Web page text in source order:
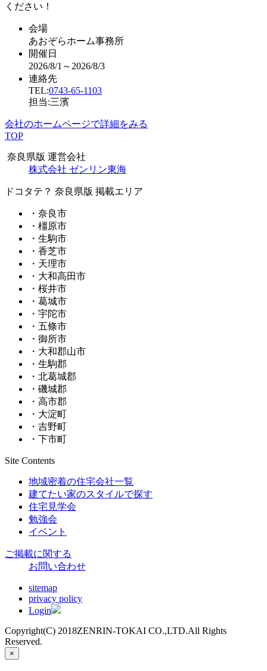
ください！
会場
あおぞらホーム事務所
開催日
2026/8/1～2026/8/3
連絡先
TEL:0743-65-1103
担当:三濱
会社のホームページで詳細をみる
TOP
奈良県版 運営会社
株式会社 ゼンリン東海
ドコタテ？ 奈良県版 掲載エリア
・奈良市
・橿原市
・生駒市
・香芝市
・天理市
・大和高田市
・桜井市
・葛城市
・宇陀市
・五條市
・御所市
・大和郡山市
・生駒郡
・北葛城郡
・磯城郡
・高市郡
・大淀町
・吉野町
・下市町
Site Contents
地域密着の住宅会社一覧
建てたい家のスタイルで探す
住宅見学会
勉強会
イベント
ご掲載に関する
お問い合わせ
sitemap
privacy policy
Login
Copyright(C) 2018ZENRIN-TOKAI CO.,LTD.All Rights
Reserved.
×